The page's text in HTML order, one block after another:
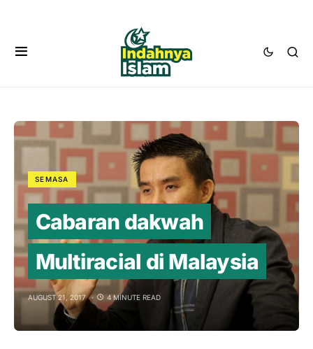
SEMASA
Cabaran dakwah
Multiracial di Malaysia
AUGUST 21, 2017 4 MINUTE READ